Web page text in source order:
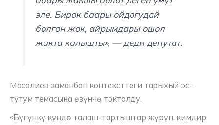
эле. Бирок баары ойдогудай
болгон жок, айрымдары ошол
жакта калышты», — деди депутат.
Масалиев заманбап контексттеги тарыхый эс-
тутум темасына өзүнчө токтолду.
«Бүгүнкү күндө талаш-тартыштар жүрүп, кимдир